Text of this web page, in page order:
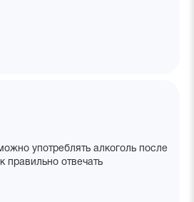
употреблять алкоголь после
правильно отвечать